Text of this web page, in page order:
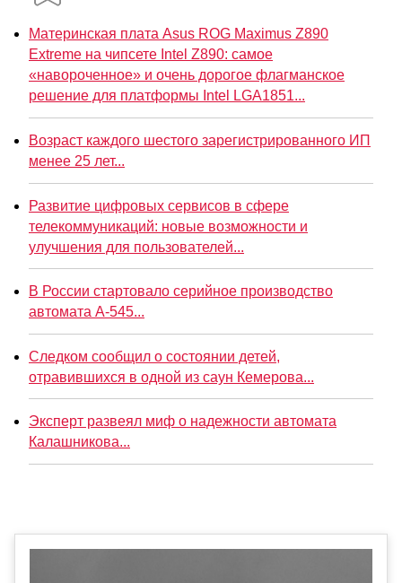
Материнская плата Asus ROG Maximus Z890
Extreme на чипсете Intel Z890: самое
«навороченное» и очень дорогое флагманское
решение для платформы Intel LGA1851...
Возраст каждого шестого зарегистрированного ИП
менее 25 лет...
Развитие цифровых сервисов в сфере
телекоммуникаций: новые возможности и
улучшения для пользователей...
В России стартовало серийное производство
автомата А-545...
Следком сообщил о состоянии детей,
отравившихся в одной из саун Кемерова...
Эксперт развеял миф о надежности автомата
Калашникова...